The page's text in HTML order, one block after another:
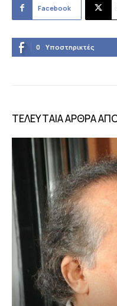
Facebook
0 Υποστηρικτές
ΤΕΛΕΥΤΑΙΑ ΑΡΘΡΑ